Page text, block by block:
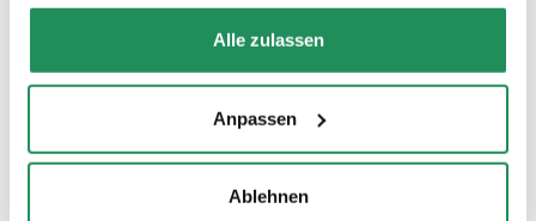
Alle zulassen
Anpassen
Ablehnen